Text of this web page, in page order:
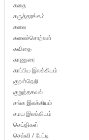
கதை
கருத்தரங்கம்
கலை
கலைச்சொற்கள்
கவிதை
காணுரை
காப்பிய இலக்கியம்
குறள்நெறி
குறுந்தகவல்
சங்க இலக்கியம்
சமய இலக்கியம்
செய்திகள்
செவ்வி / பேட்டி